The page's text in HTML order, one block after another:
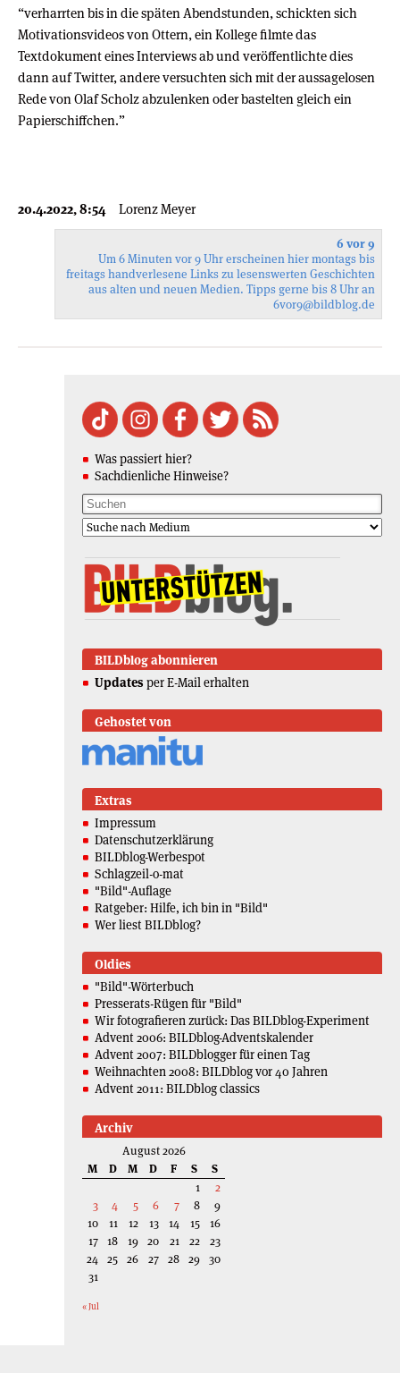
“verharrten bis in die späten Abendstunden, schickten sich
Motivationsvideos von Ottern, ein Kollege filmte das
Textdokument eines Interviews ab und veröffentlichte dies
dann auf Twitter, andere versuchten sich mit der aussagelosen
Rede von Olaf Scholz abzulenken oder bastelten gleich ein
Papierschiffchen.”
20.4.2022, 8:54 Lorenz Meyer
6 vor 9
Um 6 Minuten vor 9 Uhr erscheinen hier montags bis
freitags handverlesene Links zu lesenswerten Geschichten
aus alten und neuen Medien. Tipps gerne bis 8 Uhr an
6vor9@bildblog.de
Was passiert hier?
Sachdienliche Hinweise?
BILDblog abonnieren
Updates per E-Mail erhalten
Gehostet von
Extras
Impressum
Datenschutzerklärung
BILDblog-Werbespot
Schlagzeil-o-mat
"Bild"-Auflage
Ratgeber: Hilfe, ich bin in "Bild"
Wer liest BILDblog?
Oldies
"Bild"-Wörterbuch
Presserats-Rügen für "Bild"
Wir fotografieren zurück: Das BILDblog-Experiment
Advent 2006: BILDblog-Adventskalender
Advent 2007: BILDblogger für einen Tag
Weihnachten 2008: BILDblog vor 40 Jahren
Advent 2011: BILDblog classics
Archiv
August 2026
M
D M D F S
S
1
2
3
4 5 6 7 8
9
10
11 12 13 14 15
16
17 18 19 20 21 22
23
24 25 26 27 28 29 30
31
« Jul